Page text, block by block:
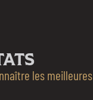
les